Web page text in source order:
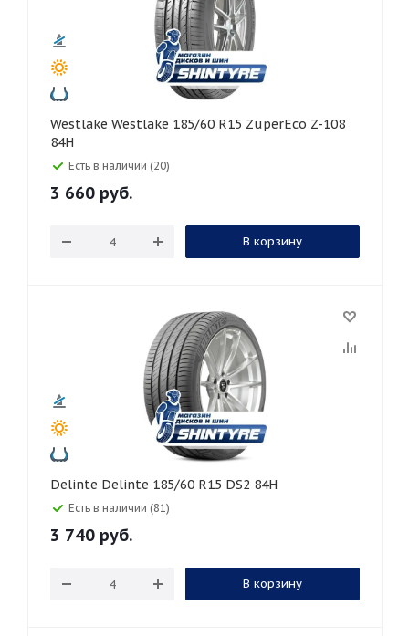
Westlake Westlake 185/60 R15 ZuperEco Z-108
84H
Есть в наличии (20)
3 660 руб.
В корзину
Delinte Delinte 185/60 R15 DS2 84H
Есть в наличии (81)
3 740 руб.
В корзину